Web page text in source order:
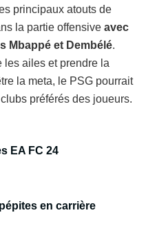
principaux atouts de
la partie offensive avec
Mbappé et Dembélé.
les ailes et prendre la
la meta, le PSG pourrait
préférés des joueurs.
EA FC 24
en carrière